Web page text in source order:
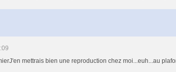
mettrais bien une reproduction chez moi...euh...au